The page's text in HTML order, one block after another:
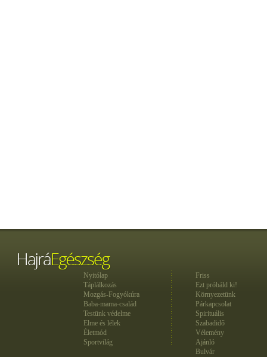
Nyitólap
Táplálkozás
Mozgás-Fogyókúra
Baba-mama-család
Testünk védelme
Elme és lélek
Életmód
Sportvilág
Friss
Ezt próbáld ki!
Környezetünk
Párkapcsolat
Spirituális
Szabadidő
Vélemény
Ajánló
Bulvár